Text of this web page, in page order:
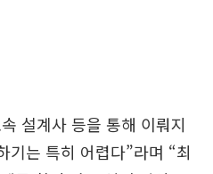
설계사 등을 통해 이뤄지
기는 특히 어렵다”라며 “최